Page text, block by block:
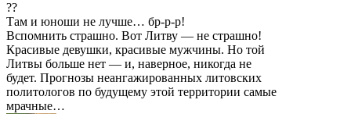
??
Там и юноши не лучше… бр-р-р!
Вспомнить страшно. Вот Литву — не страшно!
Красивые девушки, красивые мужчины. Но той
Литвы больше нет — и, наверное, никогда не
будет. Прогнозы неангажированных литовских
политологов по будущему этой территории самые
мрачные…